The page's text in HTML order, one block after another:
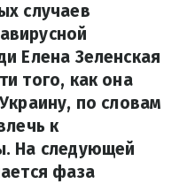
случаев
Елена Зеленская
того, как она
по словам
к
На следующей
фаза